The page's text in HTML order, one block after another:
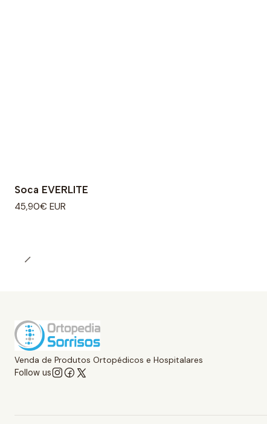
Soca EVERLITE
45,90€ EUR
Venda de Produtos Ortopédicos e Hospitalares
Follow us